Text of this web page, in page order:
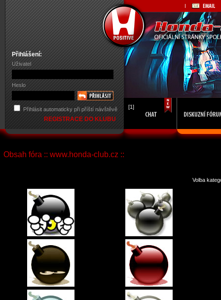
Přihlášení:
Uživatel
Heslo
Přihlásit automaticky při příští návštěvě
REGISTRACE DO KLUBU
[1]
Obsah fóra :: www.honda-club.cz ::
Volba